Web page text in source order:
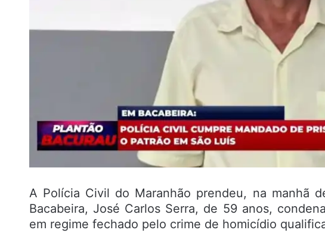
A Polícia Civil do Maranhão prendeu, na manhã
Bacabeira, José Carlos Serra, de 59 anos,
em regime fechado pelo crime de homicídio